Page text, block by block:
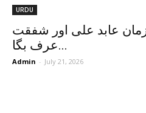
URDU
عابد علی اور شفقت
عرف بگا...
Admin - July 21, 2026